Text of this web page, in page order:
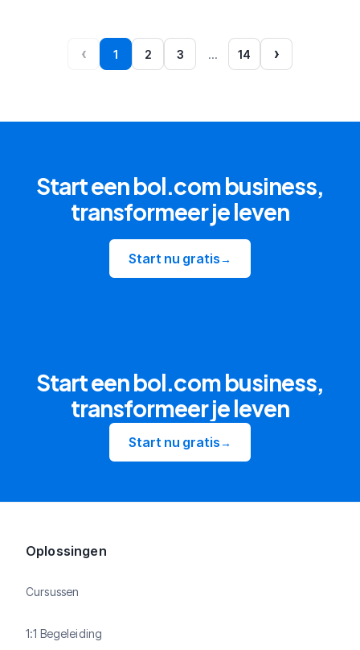
‹ 1 2 3 … 14 ›
Start een bol.com business,
transformeer je leven
Start nu gratis→
Start een bol.com business,
transformeer je leven
Start nu gratis→
Oplossingen
Cursussen
1:1 Begeleiding